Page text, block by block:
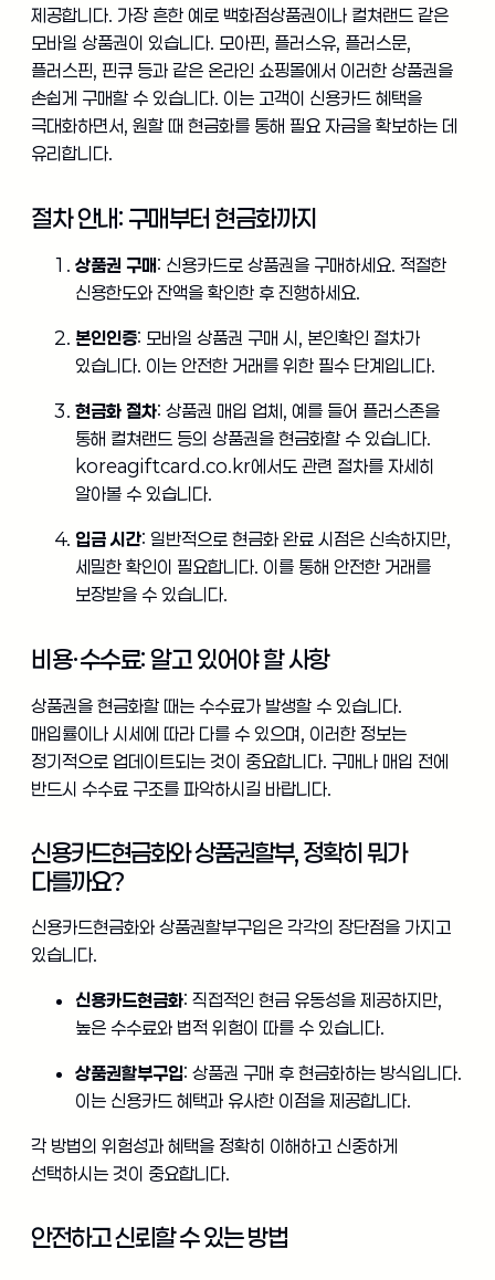
제공합니다. 가장 흔한 예로 백화점상품권이나 컬쳐랜드 같은
모바일 상품권이 있습니다. 모아핀, 플러스유, 플러스문,
플러스핀, 핀큐 등과 같은 온라인 쇼핑몰에서 이러한 상품권을
손쉽게 구매할 수 있습니다. 이는 고객이 신용카드 혜택을
극대화하면서, 원할 때 현금화를 통해 필요 자금을 확보하는 데
유리합니다.
절차 안내: 구매부터 현금화까지
상품권 구매: 신용카드로 상품권을 구매하세요. 적절한
신용한도와 잔액을 확인한 후 진행하세요.
본인인증: 모바일 상품권 구매 시, 본인확인 절차가
있습니다. 이는 안전한 거래를 위한 필수 단계입니다.
현금화 절차: 상품권 매입 업체, 예를 들어 플러스존을
통해 컬쳐랜드 등의 상품권을 현금화할 수 있습니다.
koreagiftcard.co.kr에서도 관련 절차를 자세히
알아볼 수 있습니다.
입금 시간: 일반적으로 현금화 완료 시점은 신속하지만,
세밀한 확인이 필요합니다. 이를 통해 안전한 거래를
보장받을 수 있습니다.
비용·수수료: 알고 있어야 할 사항
상품권을 현금화할 때는 수수료가 발생할 수 있습니다.
매입률이나 시세에 따라 다를 수 있으며, 이러한 정보는
정기적으로 업데이트되는 것이 중요합니다. 구매나 매입 전에
반드시 수수료 구조를 파악하시길 바랍니다.
신용카드현금화와 상품권할부, 정확히 뭐가
다를까요?
신용카드현금화와 상품권할부구입은 각각의 장단점을 가지고
있습니다.
신용카드현금화: 직접적인 현금 유동성을 제공하지만,
높은 수수료와 법적 위험이 따를 수 있습니다.
상품권할부구입: 상품권 구매 후 현금화하는 방식입니다.
이는 신용카드 혜택과 유사한 이점을 제공합니다.
각 방법의 위험성과 혜택을 정확히 이해하고 신중하게
선택하시는 것이 중요합니다.
안전하고 신뢰할 수 있는 방법